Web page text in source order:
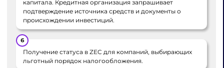
капитала. Кредитная организация запрашивает
подтверждение источника средств и документы о
происхождении инвестиций.
Получение статуса в ZEC для компаний, выбирающих
льготный порядок налогообложения.